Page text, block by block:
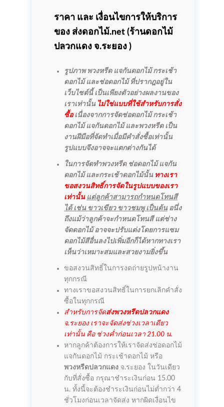
ราคา และ เงื่อนไขการให้บริการ
ของ ส่งดอกไม้.net (ร้านดอกไม้
ปลวกแดง จ.ระยอง )
รูปภาพ พวงหรีด แจกันดอกไม้ กระเช้า
ดอกไม้ และช่อดอกไม้ ที่ปรากฎอยู่ใน
เว็บไซต์นี้ เป็นเพียงตัวอย่างผลงานของ
เราเท่านั้น ไม่ใช่แบบที่ใช้สำหรับการสั่ง
ซื้อเนื่องจากการจัดช่อดอกไม้ กระเช้า
ดอกไม้ แจกันดอกไม้ และพวงหรีด เป็น
งานฝีมือที่จัดทำเมื่อมีคำสั่งซื้อเท่านั้น
รูปแบบจึงอาจจะแตกต่างกันได้
ในการจัดทำพวงหรีด ช่อดอกไม้ แจกัน
ดอกไม้ และกระเช้าดอกไม้นั้น ทางเรา
ขอสงวนสิทธิ์การจัดในรูปแบบของเรา
เท่านั้น แต่ลูกค้าสามารถกำหนดโทนสี
ได้ เช่น ขาวเขียว ขาวชมพู เป็นต้นอนึ่ง
ถึงแม้ว่าลูกค้าจะกำหนดโทนสี แต่ช่าง
จัดดอกไม้ อาจจะปรับแต่งโดยการแซม
ดอกไม้สีอื่นลงไปเพิ่มอีกก็ได้หากทางเรา
เห็นว่าเหมาะสมและสวยงามยิ่งขึ้น
ขอสงวนสิทธิ์ในการงดถ่ายรูปหน้างาน
ทุกกรณี
ทางเราขอสงวนสิทธิ์ในการยกเลิกคำสั่ง
ซื้อในทุกกรณี
สำหรับการจัดส่งพวงหรีดปลวกแดง
จ.ระยอง เราจะจัดส่งช่วงเวลาเดียว
เท่านั้น คือ ช่วงค่ำก่อนเวลา 21.00 น.
หากลูกค้าต้องการให้เราจัดส่งช่อดอกไม้
แจกันดอกไม้ กระเช้าดอกไม้ หรือ
พวงหรีดปลวกแดง จ.ระยอง ในวันเดียว
กับที่สั่งซื้อ กรุณาชำระเงินก่อน 15.00
น. ทั้งนี้จะต้องชำระเงินก่อนไม่ต่ำกว่า 4
ชั่วโมงก่อนเวลาจัดส่ง หากผิดเงื่อนไข